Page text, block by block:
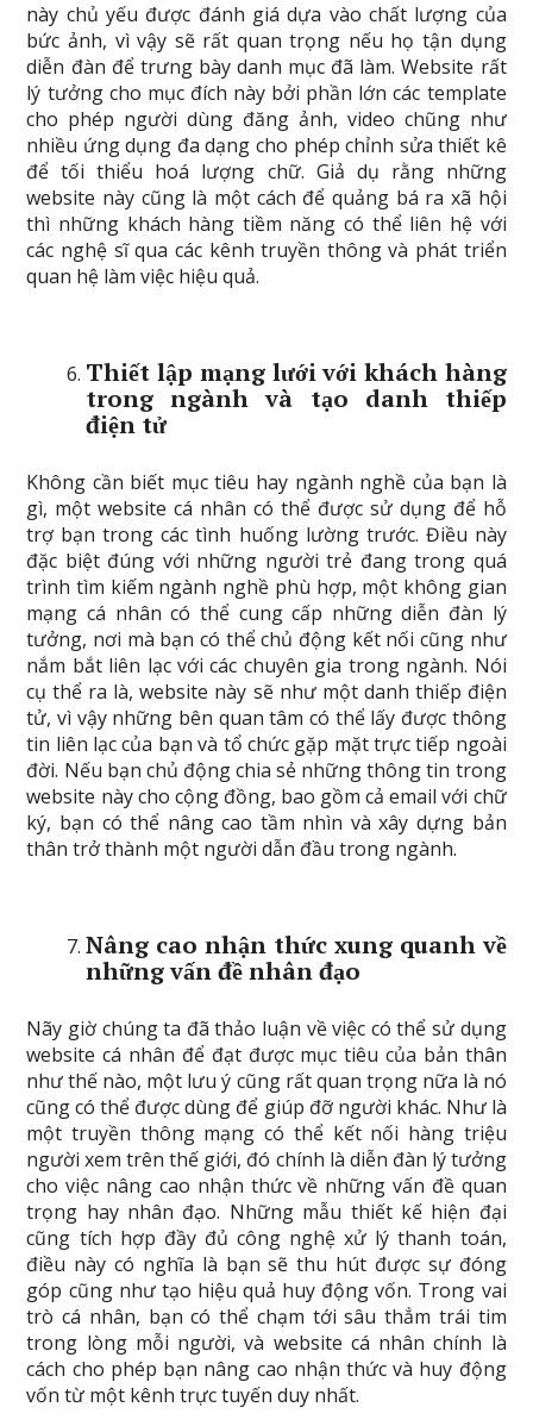
này chủ yếu được đánh giá dựa vào chất lượng của
bức ảnh, vì vậy sẽ rất quan trọng nếu họ tận dụng
diễn đàn để trưng bày danh mục đã làm. Website rất
lý tưởng cho mục đích này bởi phần lớn các template
cho phép người dùng đăng ảnh, video chũng như
nhiều ứng dụng đa dạng cho phép chỉnh sửa thiết kê
để tối thiểu hoá lượng chữ. Giả dụ rằng những
website này cũng là một cách để quảng bá ra xã hội
thì những khách hàng tiềm năng có thể liên hệ với
các nghệ sĩ qua các kênh truyền thông và phát triển
quan hệ làm việc hiệu quả.
Thiết lập mạng lưới với khách hàng
trong ngành và tạo danh thiếp
điện tử
Không cần biết mục tiêu hay ngành nghề của bạn là
gì, một website cá nhân có thể được sử dụng để hỗ
trợ bạn trong các tình huống lường trước. Điều này
đặc biệt đúng với những người trẻ đang trong quá
trình tìm kiếm ngành nghề phù hợp, một không gian
mạng cá nhân có thể cung cấp những diễn đàn lý
tưởng, nơi mà bạn có thể chủ động kết nối cũng như
nắm bắt liên lạc với các chuyên gia trong ngành. Nói
cụ thể ra là, website này sẽ như một danh thiếp điện
tử, vì vậy những bên quan tâm có thể lấy được thông
tin liên lạc của bạn và tổ chức gặp mặt trực tiếp ngoài
đời. Nếu bạn chủ động chia sẻ những thông tin trong
website này cho cộng đồng, bao gồm cả email với chữ
ký, bạn có thể nâng cao tầm nhìn và xây dựng bản
thân trở thành một người dẫn đầu trong ngành.
Nâng cao nhận thức xung quanh về
những vấn đề nhân đạo
Nãy giờ chúng ta đã thảo luận về việc có thể sử dụng
website cá nhân để đạt được mục tiêu của bản thân
như thế nào, một lưu ý cũng rất quan trọng nữa là nó
cũng có thể được dùng để giúp đỡ người khác. Như là
một truyền thông mạng có thể kết nối hàng triệu
người xem trên thế giới, đó chính là diễn đàn lý tưởng
cho việc nâng cao nhận thức về những vấn đề quan
trọng hay nhân đạo. Những mẫu thiết kế hiện đại
cũng tích hợp đầy đủ công nghệ xử lý thanh toán,
điều này có nghĩa là bạn sẽ thu hút được sự đóng
góp cũng như tạo hiệu quả huy động vốn. Trong vai
trò cá nhân, bạn có thể chạm tới sâu thẳm trái tim
trong lòng mỗi người, và website cá nhân chính là
cách cho phép bạn nâng cao nhận thức và huy động
vốn từ một kênh trực tuyến duy nhất.